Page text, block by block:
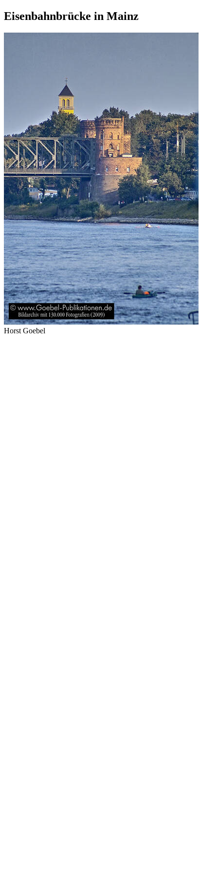
Eisenbahnbrücke in Mainz
Horst Goebel